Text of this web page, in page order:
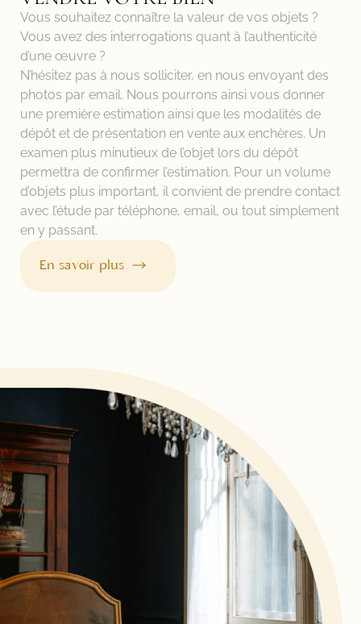
Vous souhaitez connaître la valeur de vos objets ?
Vous avez des interrogations quant à l’authenticité
d’une œuvre ?
N’hésitez pas à nous solliciter, en nous envoyant des
photos par email. Nous pourrons ainsi vous donner
une première estimation ainsi que les modalités de
dépôt et de présentation en vente aux enchères. Un
examen plus minutieux de l’objet lors du dépôt
permettra de confirmer l’estimation. Pour un volume
d’objets plus important, il convient de prendre contact
avec l’étude par téléphone, email, ou tout simplement
en y passant.
En savoir plus